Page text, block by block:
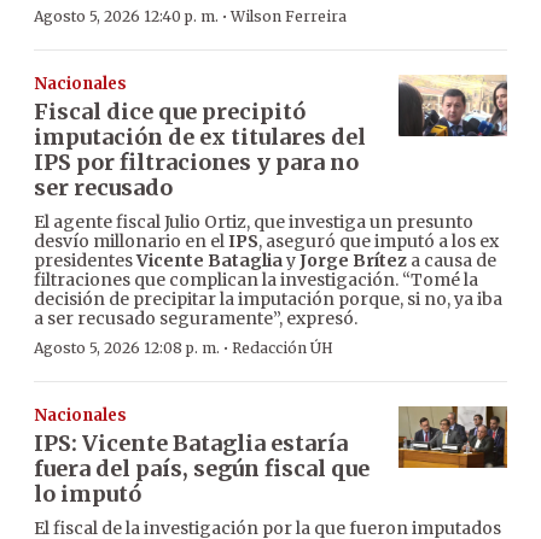
Agosto 5, 2026 12:40 p. m. ·Wilson Ferreira
Nacionales
Fiscal dice que precipitó
imputación de ex titulares del
IPS por filtraciones y para no
ser recusado
El agente fiscal Julio Ortiz, que investiga un presunto
desvío millonario en elIPS, aseguró que imputó a los ex
presidentesVicente BatagliayJorge Brítez a causa de
filtraciones que complican la investigación. “Tomé la
decisión de precipitar la imputación porque, si no, ya iba
a ser recusado seguramente”, expresó.
Agosto 5, 2026 12:08 p. m. · Redacción ÚH
Nacionales
IPS: Vicente Bataglia estaría
fuera del país, según fiscal que
lo imputó
El fiscal de la investigación por la que fueron imputados